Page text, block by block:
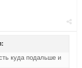
куда подальше и